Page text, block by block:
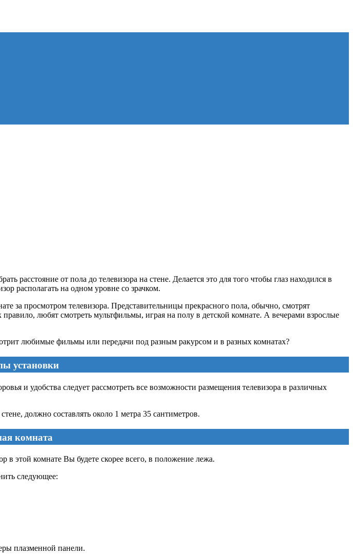
от пола до телевизора на стене. Делается это для того чтобы глаз находился в
располагать на одном уровне со зрачком.
за просмотром телевизора. Представительницы прекрасного пола, обычно, смотрят
любят смотреть мультфильмы, играя на полу в детской комнате. А вечерами взрослые
любимые фильмы или передачи под разным ракурсом и в разных комнатах?
установки
и удобства следует рассмотреть все возможности размещения телевизора в различных
должно составлять около 1 метра 35 сантиметров.
комната
в этой комнате Вы будете скорее всего, в положение лежа.
следующее:
плазменной панели.